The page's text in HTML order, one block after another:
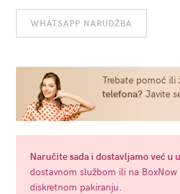
s
izrezima
Hollow
(više
WHATSAPP NARUDŽBA
Trebate pomoć ili
telefona?Javite
Naručitesadai dostavljamo već u
dostavnom službom ili na
diskretnom pakiranju.